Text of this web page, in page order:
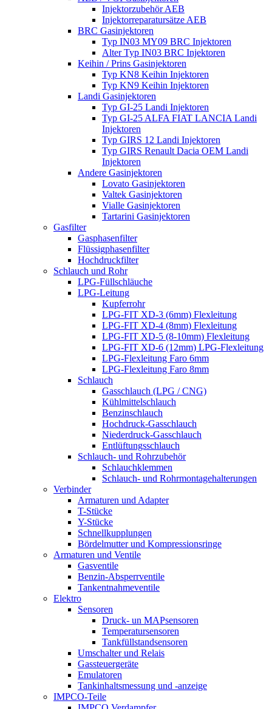
Injektorzubehör AEB
Injektorreparatursätze AEB
BRC Gasinjektoren
Typ IN03 MY09 BRC Injektoren
Alter Typ IN03 BRC Injektoren
Keihin / Prins Gasinjektoren
Typ KN8 Keihin Injektoren
Typ KN9 Keihin Injektoren
Landi Gasinjektoren
Typ GI-25 Landi Injektoren
Typ GI-25 ALFA FIAT LANCIA Landi
Injektoren
Typ GIRS 12 Landi Injektoren
Typ GIRS Renault Dacia OEM Landi
Injektoren
Andere Gasinjektoren
Lovato Gasinjektoren
Valtek Gasinjektoren
Vialle Gasinjektoren
Tartarini Gasinjektoren
Gasfilter
Gasphasenfilter
Flüssigphasenfilter
Hochdruckfilter
Schlauch und Rohr
LPG-Füllschläuche
LPG-Leitung
Kupferrohr
LPG-FIT XD-3 (6mm) Flexleitung
LPG-FIT XD-4 (8mm) Flexleitung
LPG-FIT XD-5 (8-10mm) Flexleitung
LPG-FIT XD-6 (12mm) LPG-Flexleitung
LPG-Flexleitung Faro 6mm
LPG-Flexleitung Faro 8mm
Schlauch
Gasschlauch (LPG / CNG)
Kühlmittelschlauch
Benzinschlauch
Hochdruck-Gasschlauch
Niederdruck-Gasschlauch
Entlüftungsschlauch
Schlauch- und Rohrzubehör
Schlauchklemmen
Schlauch- und Rohrmontagehalterungen
Verbinder
Armaturen und Adapter
T-Stücke
Y-Stücke
Schnellkupplungen
Bördelmutter und Kompressionsringe
Armaturen und Ventile
Gasventile
Benzin-Absperrventile
Tankentnahmeventile
Elektro
Sensoren
Druck- un MAPsensoren
Temperatursensoren
Tankfüllstandsensoren
Umschalter und Relais
Gassteuergeräte
Emulatoren
Tankinhaltsmessung und -anzeige
IMPCO-Teile